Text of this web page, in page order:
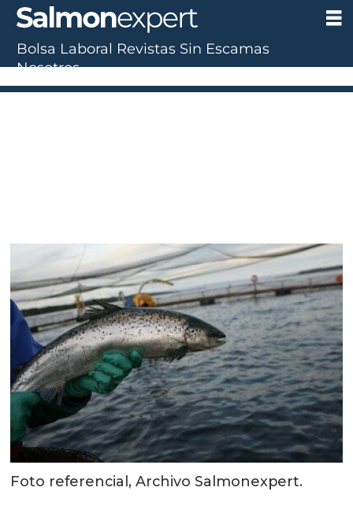
Foto referencial, Archivo Salmonexpert.
Bolsa Laboral Revistas Sin Escamas
Nosotros